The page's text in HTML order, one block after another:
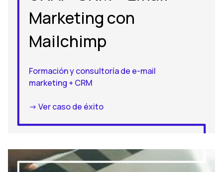
Marketing con
Mailchimp
Formación y consultoría de e-mail
marketing + CRM
-> Ver caso de éxito